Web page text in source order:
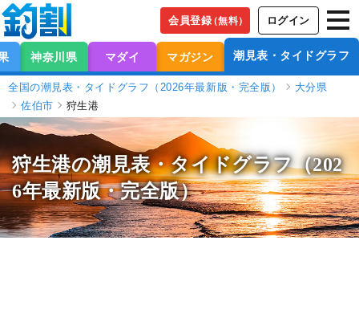
会員登録（無料） ログイン
神奈川県 マダイ マガジン 潮見表・タイドグラフ
全国の潮見表・タイドグラフ（2026年最新版・完全版）
大分県
佐伯市
狩生港
狩生港の潮見表・タイドグラフ（202
6年最新版・完全版）